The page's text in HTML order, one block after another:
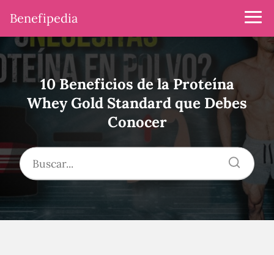
Benefipedia
10 Beneficios de la Proteína
Whey Gold Standard que Debes
Conocer